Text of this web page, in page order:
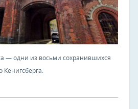
— одни из восьми сохранившихся
Кенигсберга.